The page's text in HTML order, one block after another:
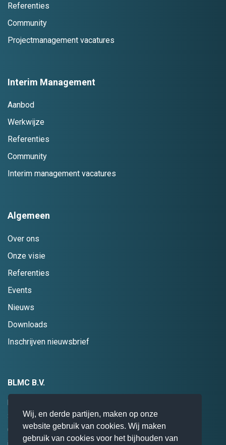
Wij, en derde partijen, maken op onze
website gebruik van cookies. Wij maken
gebruik van cookies voor het bijhouden van
Referenties
Community
Projectmanagement vacatures
Interim Management
Aanbod
Werkwijze
Referenties
Community
Interim management vacatures
Algemeen
Over ons
Onze visie
Referenties
Events
Nieuws
Downloads
Inschrijven nieuwsbrief
BLMC B.V.
Hogebrinkerweg 19
3871 KM Hoevelaken
085 0 47 94 28